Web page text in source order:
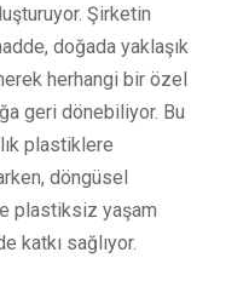
Şirketin
doğada yaklaşık
herhangi bir özel
geri dönebiliyor. Bu
plastiklere
döngüsel
plastiksiz yaşam
katkı sağlıyor.